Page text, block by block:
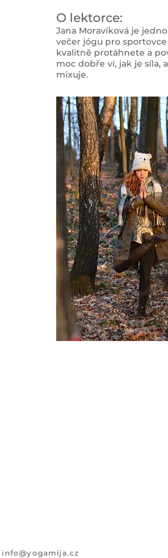
O lektorce:
Jana Moravíková je
večer jógu pro
kvalitně protáhnete a
moc dobře ví, jak je síla,
mixuje.
i nfo@yogamija.cz